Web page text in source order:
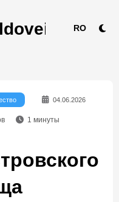
RO
04.06.2026
1 минуты